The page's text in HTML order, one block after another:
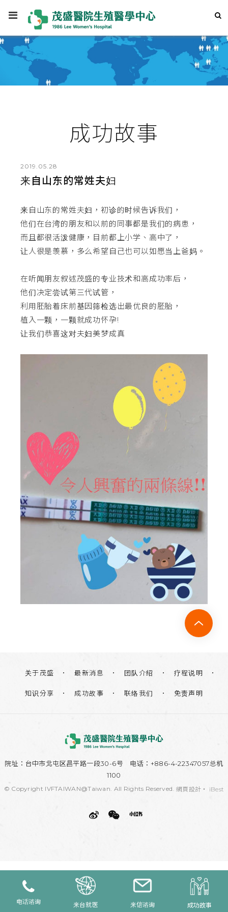
成功故事
2019.05.28
来自山东的常姓夫妇
来自山东的常姓夫妇，初诊的时候告诉我们，
他们在台湾的朋友和以前的同事都是我们的病患，
而且都很活泼健康，目前都上小学、高中了，
让人很是羡慕，多么希望自己也可以如愿当上爸妈。
在听闻朋友叙述茂盛的专业技术和高成功率后，
他们决定尝试第三代试管，
利用胚胎着床前基因筛检选出最优良的胚胎，
植入一颗，一颗就成功怀孕!
让我们恭喜这对夫妇美梦成真
关于茂盛 最新消息 团队介绍 疗程说明
知识分享 成功故事 联络我们 免责声明
院址： 台中市北屯区昌平路一段30-6号 电话：+886-4-22347057总机
1100
© Copyright IVFTAIWAN@Taiwan. All Rights Reserved. 網頁設計 ‧ iBest
电话谘询 来台就医 来信谘询 成功故事